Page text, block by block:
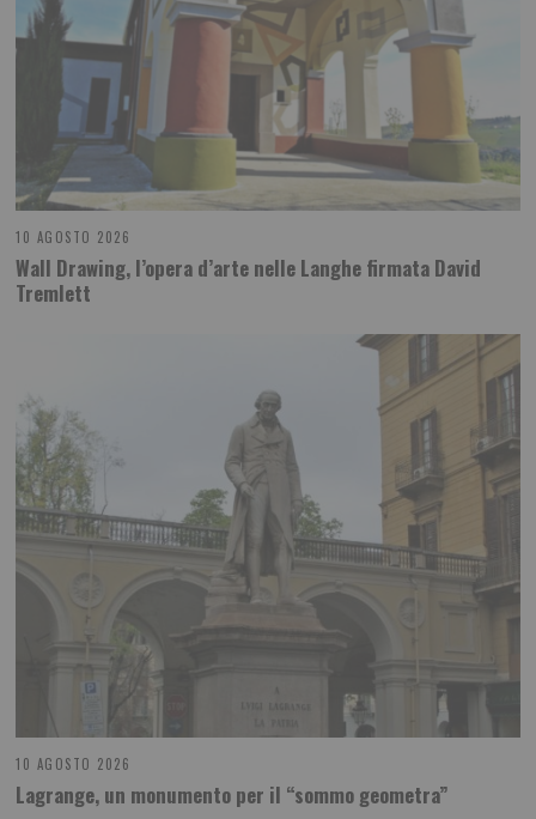
10 AGOSTO 2026
Wall Drawing, l’opera d’arte nelle Langhe firmata David
Tremlett
10 AGOSTO 2026
Lagrange, un monumento per il “sommo geometra”